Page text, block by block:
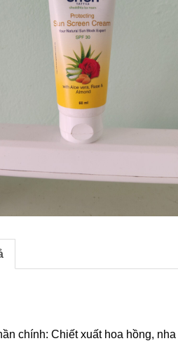
chính: Chiết xuất hoa hồng,